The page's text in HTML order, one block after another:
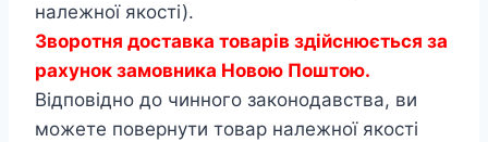
належної якості).
Зворотня доставка товарів здійснюється за
рахунок замовника Новою Поштою.
Відповідно до чинного законодавства, ви
можете повернути товар належної якості